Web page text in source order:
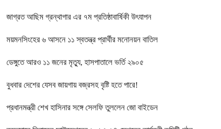
জাগ্রত আছিম গ্রন্থাগার এর ৭ম প্রতিষ্ঠাবার্ষিকী উৎযাপন
ময়মনসিংহের ৬ আসনে ১১ স্বতন্ত্র প্রার্থীর মনোনয়ন বাতিল
ডেঙ্গুতে আরও ১১ জনের মৃত্যু, হাসপাতালে ভর্তি ২৯০৫
বুধবার দেশের যেসব জায়গায় বজ্রসহ বৃষ্টি হতে পারে!
প্রধানমন্ত্রী শেখ হাসিনার সঙ্গে সেলফি তুললেন জো বাইডেন